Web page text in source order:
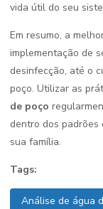
vida útil do seu
Em resumo, a
implementação de
desinfecção, até o
poço. Utilizar as
de poço
dentro dos padrões
sua família.
Tags:
Análise de água